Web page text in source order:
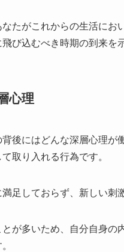
たがこれからの生活に
び込むべき時期の到来を
心理
後にはどんな深層心理
取り入れる行為です。
足しておらず、新しい刺
が多いため、自分自身